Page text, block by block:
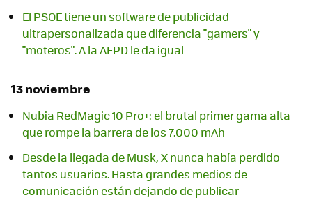
El PSOE tiene un software de publicidad
ultrapersonalizada que diferencia "gamers" y
"moteros". A la AEPD le da igual
13 noviembre
Nubia RedMagic 10 Pro+: el brutal primer gama alta
que rompe la barrera de los 7.000 mAh
Desde la llegada de Musk, X nunca había perdido
tantos usuarios. Hasta grandes medios de
comunicación están dejando de publicar